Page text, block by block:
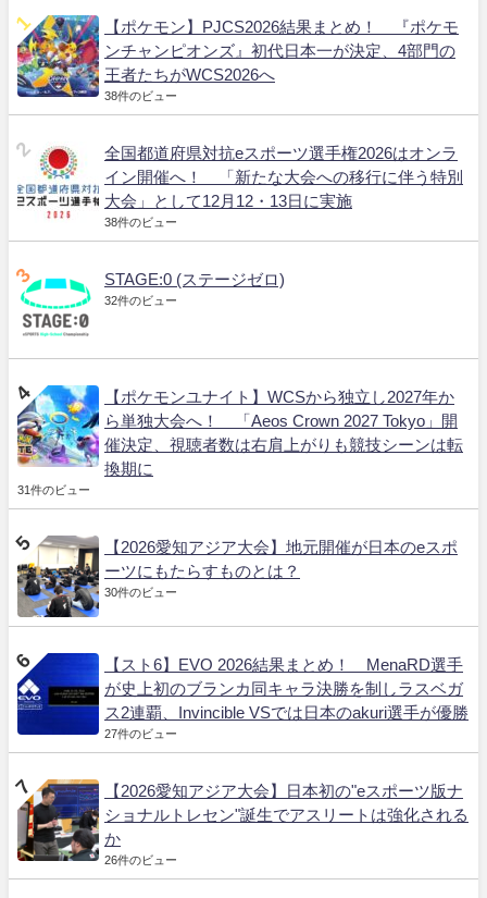
【ポケモン】PJCS2026結果まとめ！ 『ポケモ
ンチャンピオンズ』初代日本一が決定、4部門の
王者たちがWCS2026へ
38件のビュー
全国都道府県対抗eスポーツ選手権2026はオンラ
イン開催へ！ 「新たな大会への移行に伴う特別
大会」として12月12・13日に実施
38件のビュー
STAGE:0 (ステージゼロ)
32件のビュー
【ポケモンユナイト】WCSから独立し2027年か
ら単独大会へ！ 「Aeos Crown 2027 Tokyo」開
催決定、視聴者数は右肩上がりも競技シーンは転
換期に
31件のビュー
【2026愛知アジア大会】地元開催が日本のeスポ
ーツにもたらすものとは？
30件のビュー
【スト6】EVO 2026結果まとめ！ MenaRD選手
が史上初のブランカ同キャラ決勝を制しラスベガ
ス2連覇、Invincible VSでは日本のakuri選手が優勝
27件のビュー
【2026愛知アジア大会】日本初の"eスポーツ版ナ
ショナルトレセン"誕生でアスリートは強化される
か
26件のビュー